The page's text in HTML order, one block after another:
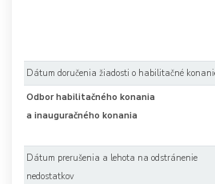
Dátum doručenia žiadosti o habilitačné
Odbor habilitačného konania
a inauguračného konania
Dátum prerušenia a lehota na odstránenie
nedostatkov